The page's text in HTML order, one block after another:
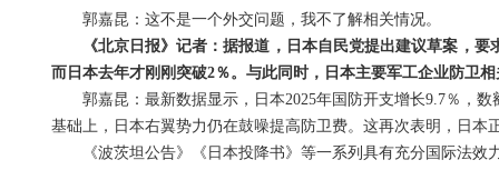
郭嘉昆：这不是一个外交问题，我不了解相关情况。
《北京日报》记者：据报道，日本自民党提出建议草案，
而日本去年才刚刚突破2％。与此同时，日本主要军工企业防卫
郭嘉昆：最新数据显示，日本2025年国防开支增长9.7％，
基础上，日本右翼势力仍在鼓噪提高防卫费。这再次表明，日本
《波茨坦公告》《日本投降书》等一系列具有充分国际法